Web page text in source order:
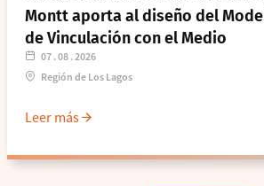
07 . 08 . 2026
Región de Los Lagos
Montt aporta al diseño del
de Vinculación con el Medio
Leer más